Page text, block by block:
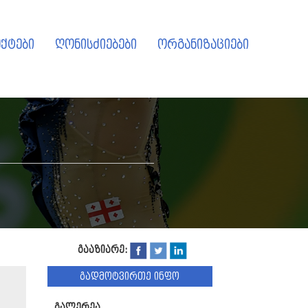
ღონისძიებები ორგანიზაციები
გააზიარე:
გადმოტვირთე ინფო